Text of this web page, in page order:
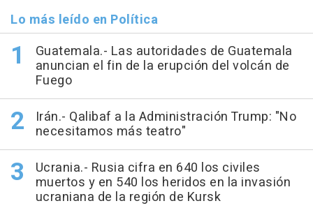
Lo más leído en Política
Guatemala.- Las autoridades de Guatemala
anuncian el fin de la erupción del volcán de
Fuego
Irán.- Qalibaf a la Administración Trump: "No
necesitamos más teatro"
Ucrania.- Rusia cifra en 640 los civiles
muertos y en 540 los heridos en la invasión
ucraniana de la región de Kursk